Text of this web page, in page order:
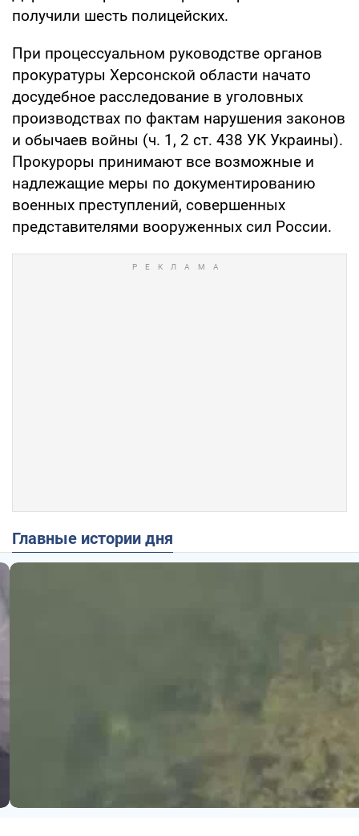
получили шесть полицейских.
При процессуальном руководстве органов
прокуратуры Херсонской области начато
досудебное расследование в уголовных
производствах по фактам нарушения законов
и обычаев войны (ч. 1, 2 ст. 438 УК Украины).
Прокуроры принимают все возможные и
надлежащие меры по документированию
военных преступлений, совершенных
представителями вооруженных сил России.
Главные истории дня